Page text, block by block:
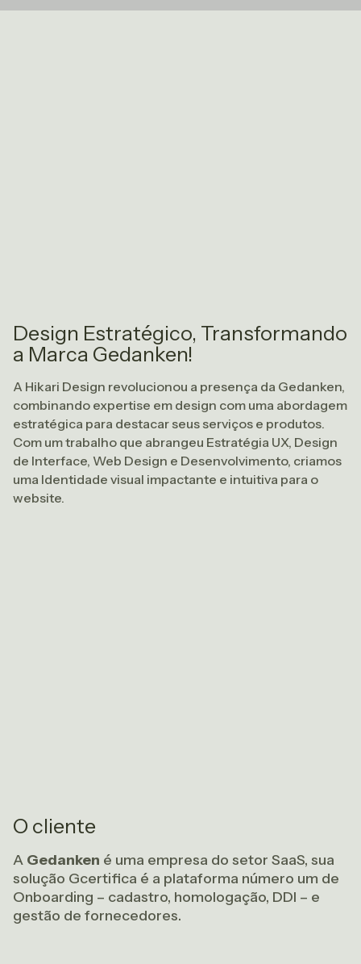
Design Estratégico, Transformando
a Marca Gedanken!
A Hikari Design revolucionou a presença da Gedanken,
combinando expertise em design com uma abordagem
estratégica para destacar seus serviços e produtos.
Com um trabalho que abrangeu Estratégia UX, Design
de Interface, Web Design e Desenvolvimento, criamos
uma Identidade visual impactante e intuitiva para o
website.
O cliente
A Gedanken é uma empresa do setor SaaS, sua
solução Gcertifica é a plataforma número um de
Onboarding – cadastro, homologação, DDI – e
gestão de fornecedores.